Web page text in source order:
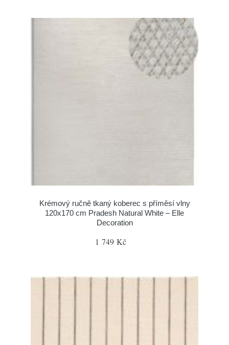
Krémový ručně tkaný koberec s příměsí vlny
120x170 cm Pradesh Natural White – Elle
Decoration
1 749 Kč